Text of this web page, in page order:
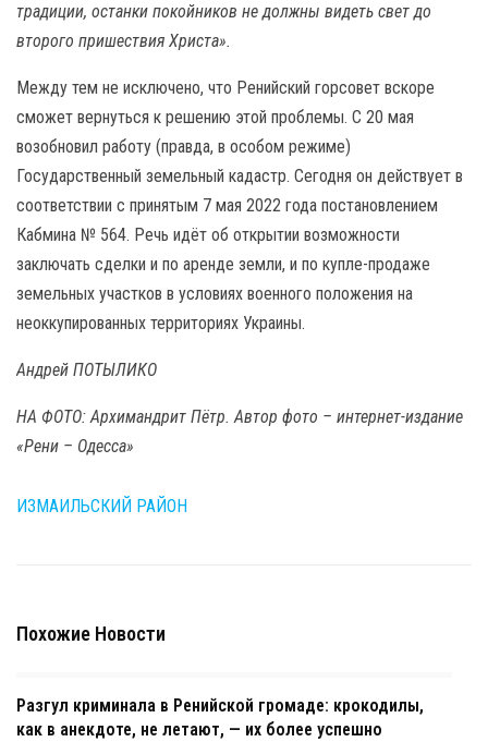
традиции, останки покойников не должны видеть свет до
второго пришествия Христа».
Между тем не исключено, что Ренийский горсовет вскоре
сможет вернуться к решению этой проблемы. С 20 мая
возобновил работу (правда, в особом режиме)
Государственный земельный кадастр. Сегодня он действует в
соответствии с принятым 7 мая 2022 года постановлением
Кабмина № 564. Речь идёт об открытии возможности
заключать сделки и по аренде земли, и по купле-продаже
земельных участков в условиях военного положения на
неоккупированных территориях Украины.
Андрей ПОТЫЛИКО
НА ФОТО: Архимандрит Пётр. Автор фото – интернет-издание
«Рени – Одесса»
ИЗМАИЛЬСКИЙ РАЙОН
Похожие Новости
Разгул криминала в Ренийской громаде: крокодилы,
как в анекдоте, не летают, — их более успешно